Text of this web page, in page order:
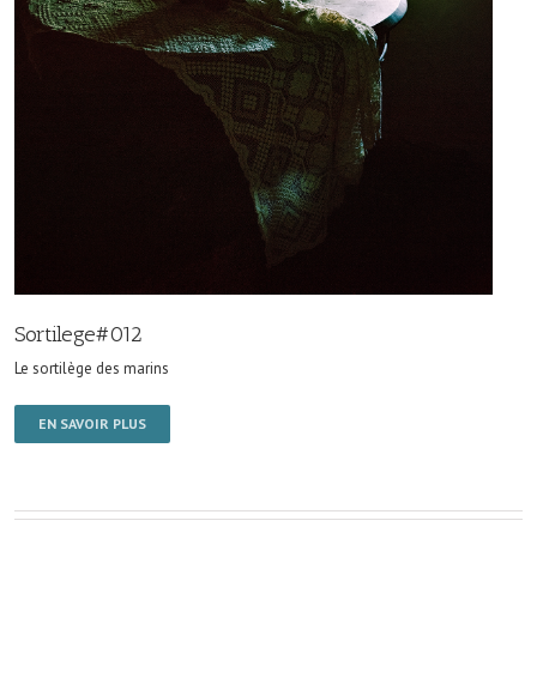
Sortilege#012
Le sortilège des marins
EN SAVOIR PLUS